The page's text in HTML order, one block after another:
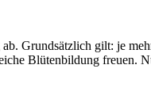
Grundsätzlich gilt: je
Blütenbildung